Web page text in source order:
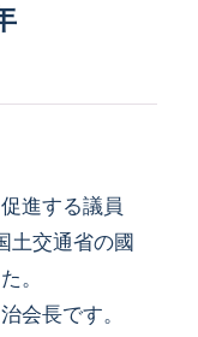
進する議員
土交通省の國
。
会長です。